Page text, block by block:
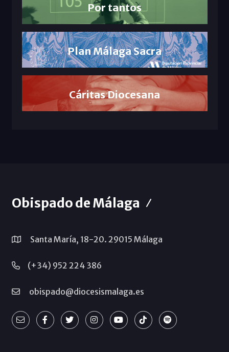
Por tantos
Plan Málaga Sacra
Cáritas Diocesana
Obispado de Málaga
Santa María, 18-20. 29015 Málaga
(+34) 952 224 386
obispado@diocesismalaga.es